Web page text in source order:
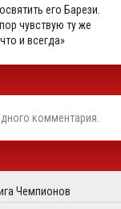
его Барези.
чувствую ту же
и всегда»
комментария.
Чемпионов